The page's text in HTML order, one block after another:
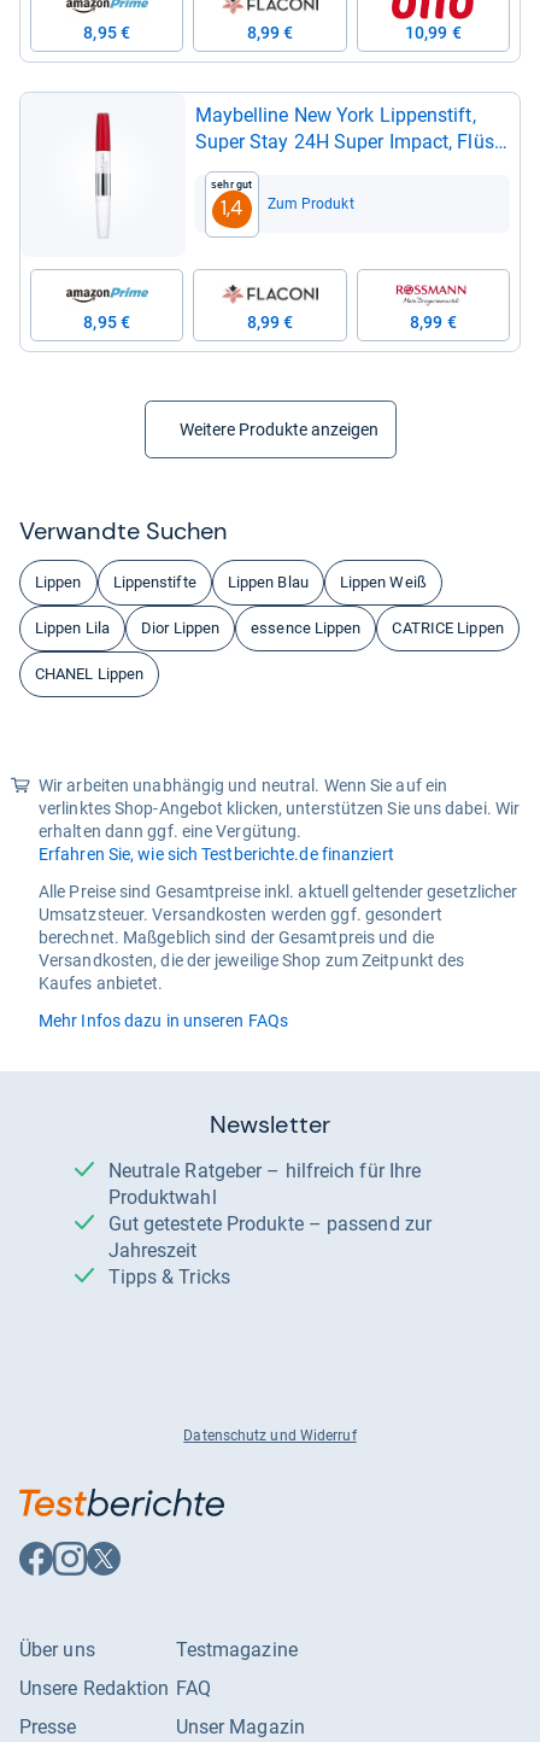
8,95 € 8,99 € 10,99 €
May­bel­line New York Lip­pen­stift,
Super Stay 24H Super Impact, Flüs­
sig und lan­gan­hal­tend, Nr. 553
Steady Read-​Y, 5g
Sehr gut
1,4 Zum Produkt
8,95 € 8,99 € 8,99 €
Weitere Produkte anzeigen
Ver­wandte Suchen
Lippen Lippenstifte Lippen Blau Lippen Weiß
Lippen Lila Dior Lippen essence Lippen CATRICE Lippen
CHANEL Lippen
Wir arbeiten unabhängig und neutral. Wenn Sie auf ein
verlinktes Shop-Angebot klicken, unterstützen Sie uns dabei. Wir
erhalten dann ggf. eine Vergütung.
Erfahren Sie, wie sich Testberichte.de finanziert
Alle Preise sind Gesamtpreise inkl. aktuell geltender gesetzlicher
Umsatzsteuer. Versandkosten werden ggf. gesondert
berechnet. Maßgeblich sind der Gesamtpreis und die
Versandkosten, die der jeweilige Shop zum Zeitpunkt des
Kaufes anbietet.
Mehr Infos dazu in unseren FAQs
Newsletter
Neutrale Ratgeber – hilfreich für Ihre
Produktwahl
Gut getestete Produkte – passend zur
Jahreszeit
Tipps & Tricks
Datenschutz und Widerruf
Auf
Facebook
Auf
Instagram
Auf
X
Über uns
Unsere Redaktion
Presse
Testmagazine
FAQ
Unser Magazin